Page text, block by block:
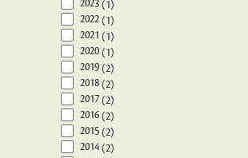
2023 (1)
2022 (1)
2021 (1)
2020 (1)
2019 (2)
2018 (2)
2017 (2)
2016 (2)
2015 (2)
2014 (2)